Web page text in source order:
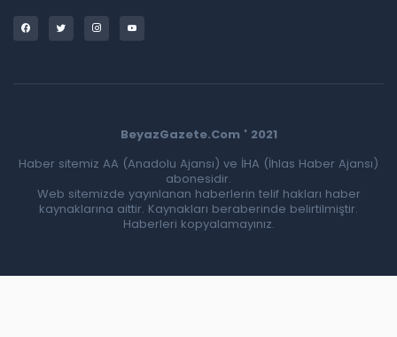
BeyazGazete.Com ' 2021
Haber sitemiz AA (Anadolu Ajansı) ve İHA (İhlas Haber Ajansı)
abonesidir.
Web sitemizde yayınlanan haberlerin telif hakları haber
kaynaklarına aittir. Kaynakları beraberinde belirtilmiştir.
Haberleri kopyalamayınız.